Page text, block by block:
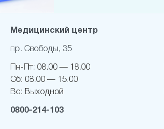
Медицинский центр
пр. Свободы, 35
Пн-Пт: 08.00 — 18.00
Сб: 08.00 — 15.00
Вс: Выходной
0800-214-103